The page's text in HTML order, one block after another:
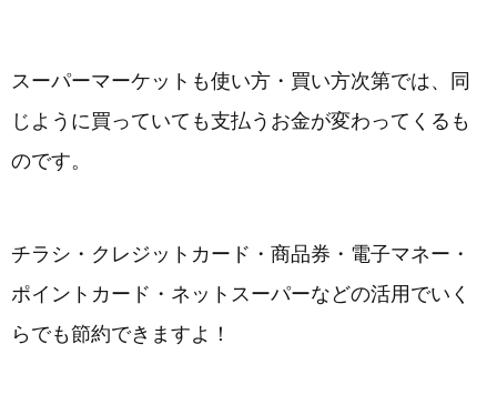
スーパーマーケットも使い方・買い方次第では、同
じように買っていても支払うお金が変わってくるも
のです。
チラシ・クレジットカード・商品券・電子マネー・
ポイントカード・ネットスーパーなどの活用でいく
らでも節約できますよ！